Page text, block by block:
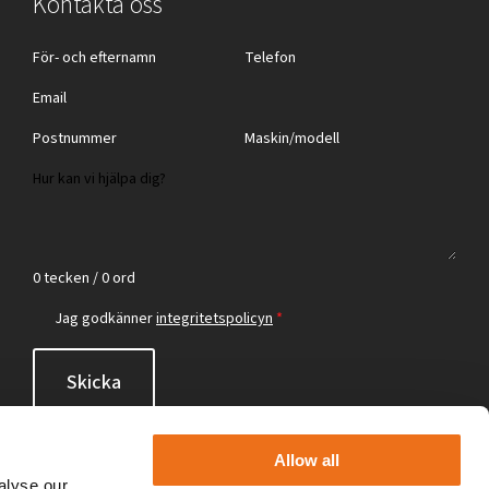
Allow all
0 tecken / 0 ord
Jag godkännerintegritetspolicyn *
Skicka